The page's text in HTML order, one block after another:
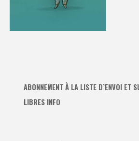
ABONNEMENT À LA LISTE D’ENVOI ET
LIBRES INFO